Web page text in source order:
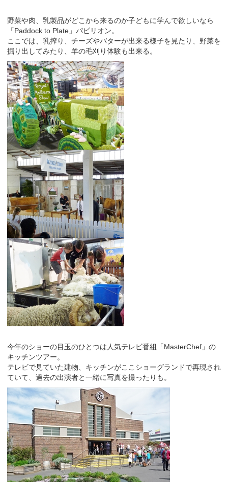
野菜や肉、乳製品がどこから来るのか子どもに学んで欲しいなら
「Paddock to Plate」パビリオン。
ここでは、乳搾り、チーズやバターが出来る様子を見たり、野菜を
掘り出してみたり、羊の毛刈り体験も出来る。
今年のショーの目玉のひとつは人気テレビ番組「MasterChef」の
キッチンツアー。
テレビで見ていた建物、キッチンがここショーグランドで再現され
ていて、過去の出演者と一緒に写真を撮ったりも。